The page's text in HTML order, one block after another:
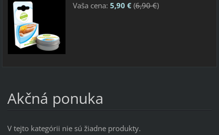
Vaša cena: 5,90 €(6,90 €)
Akčná ponuka
V tejto kategórii nie sú žiadne produkty.